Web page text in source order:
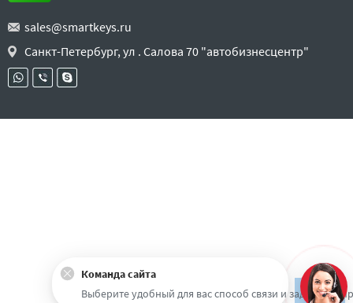
sales@smartkeys.ru
Санкт-Петербург, ул . Салова 70 "автобизнесцентр"
Наверх
Команда сайта
Выберите удобный для вас способ связи и задайте